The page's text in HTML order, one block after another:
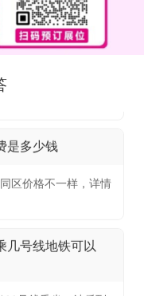
30万+专业观众到场
是多少钱
几号线地铁可以
号线乘坐一站后到
出到达展馆